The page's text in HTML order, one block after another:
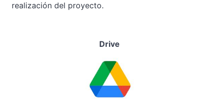
realización del proyecto.
Drive